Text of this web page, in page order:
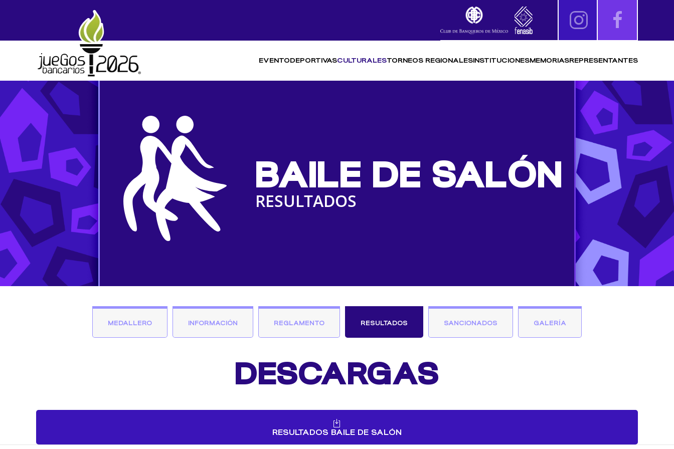
Skip to main content
EVENTODEPORTIVASCULTURALESTORNEOS REGIONALESINSTITUCIONESMEMORIASREPRESENTANTES
BAILE DE SALÓN
RESULTADOS
MEDALLERO INFORMACIÓN REGLAMENTO RESULTADOS SANCIONADOS GALERÍA
DESCARGAS
RESULTADOS BAILE DE SALÓN